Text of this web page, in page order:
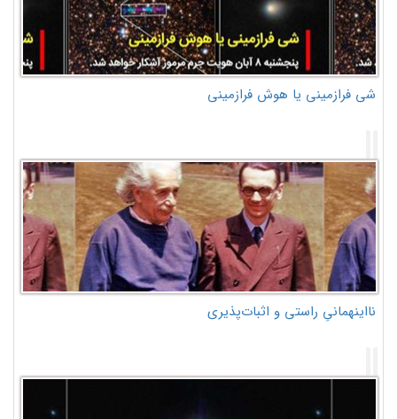
شی فرازمینی یا هوش فرازمینی
نااینهمانیِ راستی و اثبات‌پذیری